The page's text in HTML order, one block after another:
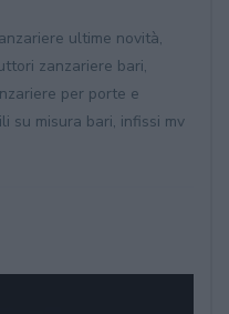
ultime novità,
zanzariere bari,
per porte e
su misura bari, infissi mv